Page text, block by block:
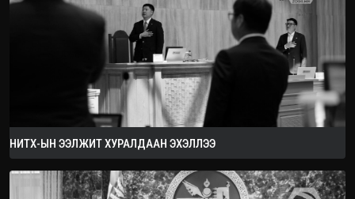
2026.08.08
НИТХ-ЫН ЭЭЛЖИТ ХУРАЛДААН ЭХЭЛЛЭЭ